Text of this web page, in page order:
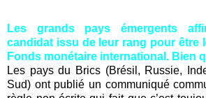
Les grands pays émergents
candidat issu de leur rang pour être
Fonds monétaire international. Bien
Les pays du Brics (Brésil, Russie,
Sud) ont publié un communiqué